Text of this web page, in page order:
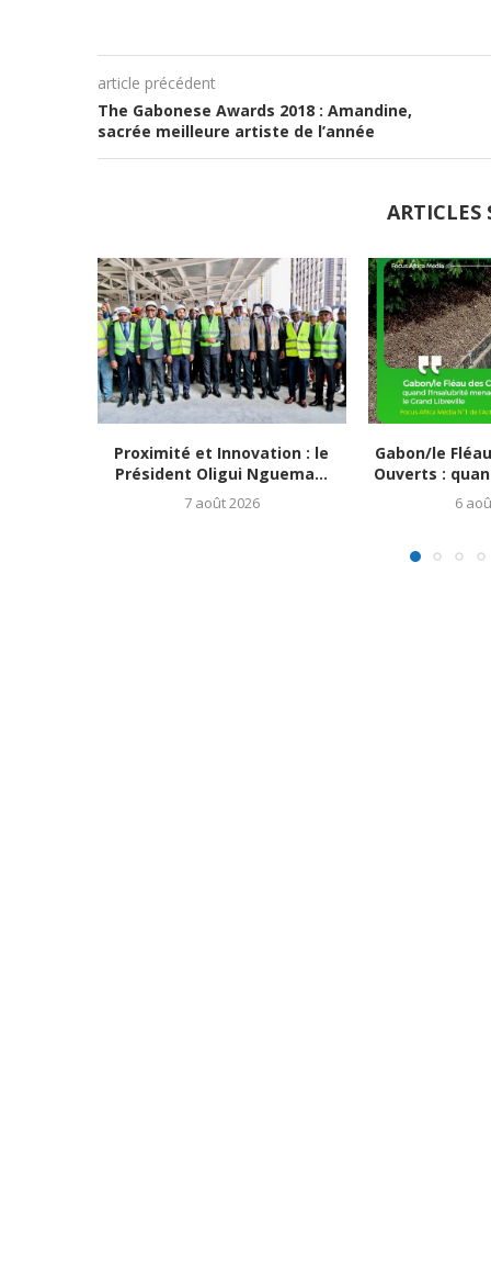
article précédent
The Gabonese Awards 2018 : Amandine,
sacrée meilleure artiste de l’année
ARTICLES
Proximité et Innovation : le
Président Oligui Nguema...
7 août 2026
Gabon/le
Ouverts :
6